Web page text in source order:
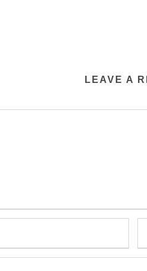
LEAVE A